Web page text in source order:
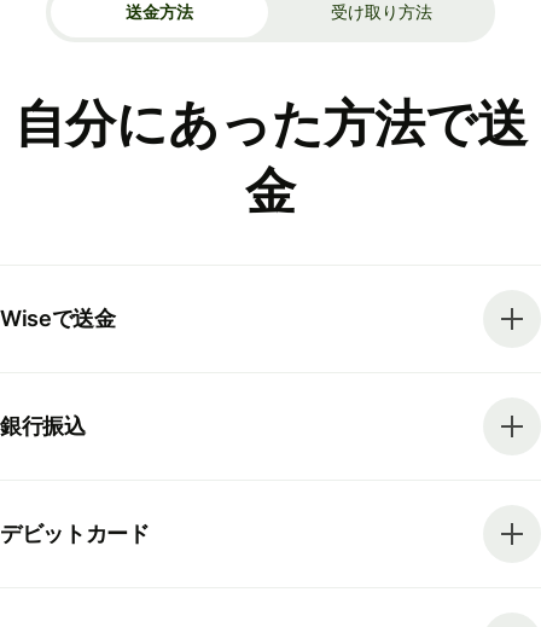
送金方法 受け取り方法
自分にあった方法で送
金
Wiseで送金
銀行振込
デビットカード